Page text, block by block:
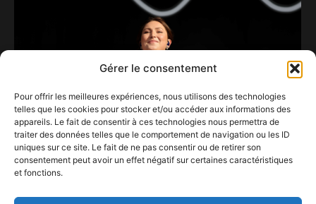
Gérer le consentement
Pour offrir les meilleures expériences, nous utilisons des technologies
telles que les cookies pour stocker et/ou accéder aux informations des
appareils. Le fait de consentir à ces technologies nous permettra de
traiter des données telles que le comportement de navigation ou les ID
uniques sur ce site. Le fait de ne pas consentir ou de retirer son
consentement peut avoir un effet négatif sur certaines caractéristiques
et fonctions.
21 juillet 2026